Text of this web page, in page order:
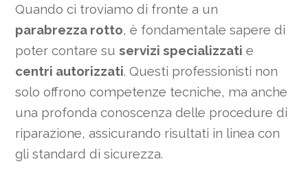
Quando ci troviamo di fronte a un
parabrezza rotto, è fondamentale sapere di
poter contare suservizi specializzati e
centri autorizzati. Questi professionisti non
solo offrono competenze tecniche, ma anche
una profonda conoscenza delle procedure di
riparazione, assicurando risultati in linea con
gli standard di sicurezza.